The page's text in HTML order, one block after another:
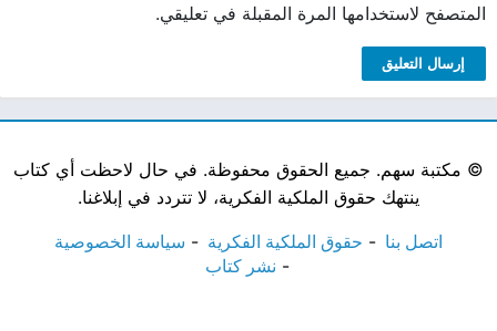
المتصفح لاستخدامها المرة المقبلة في تعليقي.
© مكتبة سهم. جميع الحقوق محفوظة. في حال لاحظت أي كتاب
ينتهك حقوق الملكية الفكرية، لا تتردد في إبلاغنا.
اتصل بنا حقوق الملكية الفكرية
سياسة الخصوصية
نشر كتاب